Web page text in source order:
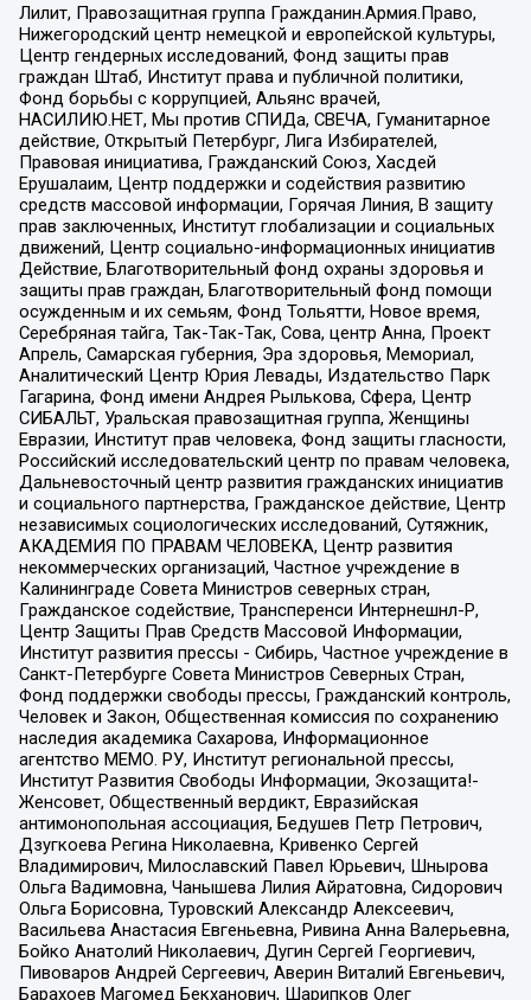
Лилит, Правозащитная группа Гражданин.Армия.Право,
Нижегородский центр немецкой и европейской культуры,
Центр гендерных исследований, Фонд защиты прав
граждан Штаб, Институт права и публичной политики,
Фонд борьбы с коррупцией, Альянс врачей,
НАСИЛИЮ.НЕТ, Мы против СПИДа, СВЕЧА, Гуманитарное
действие, Открытый Петербург, Лига Избирателей,
Правовая инициатива, Гражданский Союз, Хасдей
Ерушалаим, Центр поддержки и содействия развитию
средств массовой информации, Горячая Линия, В защиту
прав заключенных, Институт глобализации и социальных
движений, Центр социально-информационных инициатив
Действие, Благотворительный фонд охраны здоровья и
защиты прав граждан, Благотворительный фонд помощи
осужденным и их семьям, Фонд Тольятти, Новое время,
Серебряная тайга, Так-Так-Так, Сова, центр Анна, Проект
Апрель, Самарская губерния, Эра здоровья, Мемориал,
Аналитический Центр Юрия Левады, Издательство Парк
Гагарина, Фонд имени Андрея Рылькова, Сфера, Центр
СИБАЛЬТ, Уральская правозащитная группа, Женщины
Евразии, Институт прав человека, Фонд защиты гласности,
Российский исследовательский центр по правам человека,
Дальневосточный центр развития гражданских инициатив
и социального партнерства, Гражданское действие, Центр
независимых социологических исследований, Сутяжник,
АКАДЕМИЯ ПО ПРАВАМ ЧЕЛОВЕКА, Центр развития
некоммерческих организаций, Частное учреждение в
Калининграде Совета Министров северных стран,
Гражданское содействие, Трансперенси Интернешнл-Р,
Центр Защиты Прав Средств Массовой Информации,
Институт развития прессы - Сибирь, Частное учреждение в
Санкт-Петербурге Совета Министров Северных Стран,
Фонд поддержки свободы прессы, Гражданский контроль,
Человек и Закон, Общественная комиссия по сохранению
наследия академика Сахарова, Информационное
агентство МЕМО. РУ, Институт региональной прессы,
Институт Развития Свободы Информации, Экозащита!-
Женсовет, Общественный вердикт, Евразийская
антимонопольная ассоциация, Бедушев Петр Петрович,
Дзугкоева Регина Николаевна, Кривенко Сергей
Владимирович, Милославский Павел Юрьевич, Шнырова
Ольга Вадимовна, Чанышева Лилия Айратовна, Сидорович
Ольга Борисовна, Туровский Александр Алексеевич,
Васильева Анастасия Евгеньевна, Ривина Анна Валерьевна,
Бойко Анатолий Николаевич, Дугин Сергей Георгиевич,
Пивоваров Андрей Сергеевич, Аверин Виталий Евгеньевич,
Барахоев Магомед Бекханович, Шарипков Олег